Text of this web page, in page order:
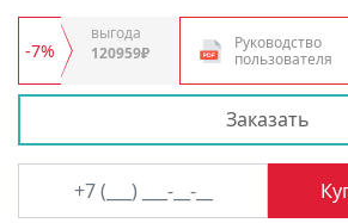
-7%
выгода
120959₽
Руководство
пользователя
Заказать